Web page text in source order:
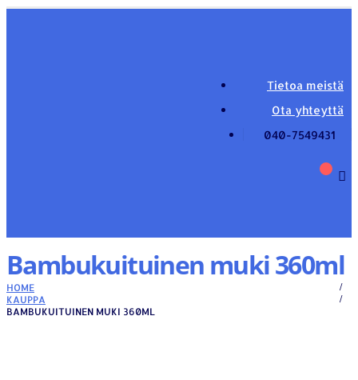
Tietoa meistä
Ota yhteyttä
040-7549431
Bambukuituinen muki 360ml
HOME
KAUPPA
BAMBUKUITUINEN MUKI 360ML